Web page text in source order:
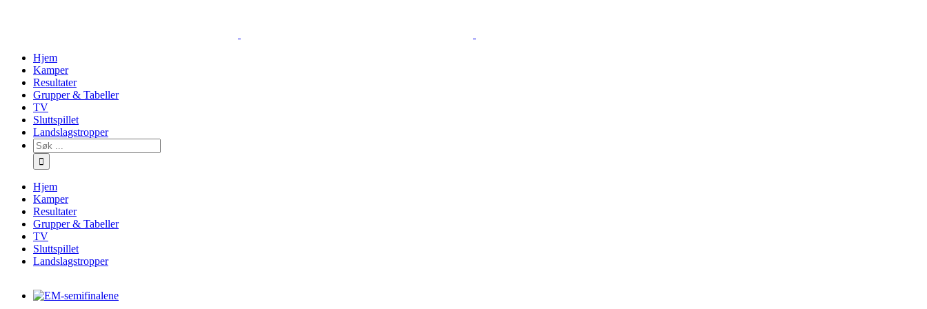
Hjem
Kamper
Resultater
Grupper & Tabeller
TV
Sluttspillet
Landslagstropper
Søk
…
Hjem
Kamper
Resultater
Grupper & Tabeller
TV
Sluttspillet
Landslagstropper